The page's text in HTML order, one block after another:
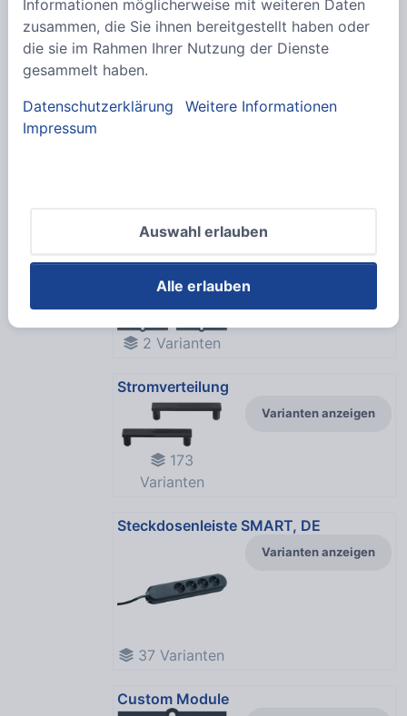
11
Varianten
anzeigen
Coni Einbaurahmen ohne
2 Varianten
Custom Module, Kabeldurchführungen
173
Varianten
Stromverteilung
Varianten anzeigen
37 Varianten
Steckdosenleiste SMART, DE
Varianten anzeigen
Custom Module
Informationen möglicherweise mit weiteren Daten
zusammen, die Sie ihnen bereitgestellt haben oder
die sie im Rahmen Ihrer Nutzung der Dienste
gesammelt haben.
Datenschutzerklärung
Weitere Informationen
Impressum
Auswahl erlauben
Alle erlauben